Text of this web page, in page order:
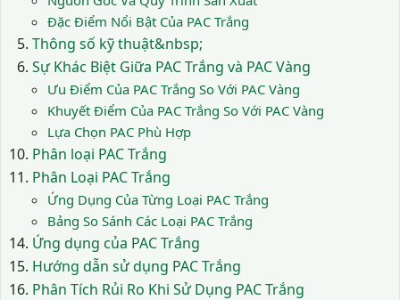
Đặc Điểm Nổi Bật Của PAC Trắng
Thông số kỹ thuật&nbsp;
Sự Khác Biệt Giữa PAC Trắng và PAC Vàng
Ưu Điểm Của PAC Trắng So Với PAC Vàng
Khuyết Điểm Của PAC Trắng So Với PAC Vàng
Lựa Chọn PAC Phù Hợp
Phân loại PAC Trắng
Phân Loại PAC Trắng
Ứng Dụng Của Từng Loại PAC Trắng
Bảng So Sánh Các Loại PAC Trắng
Ứng dụng của PAC Trắng
Hướng dẫn sử dụng PAC Trắng
Phân Tích Rủi Ro Khi Sử Dụng PAC Trắng